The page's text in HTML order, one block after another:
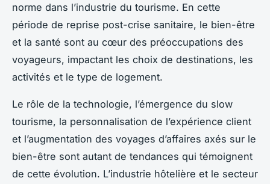
norme dans l’industrie du tourisme. En cette
période de reprise post-crise sanitaire, le bien-être
et la santé sont au cœur des préoccupations des
voyageurs, impactant les choix de destinations, les
activités et le type de logement.
Le rôle de la technologie, l’émergence du slow
tourisme, la personnalisation de l’expérience client
et l’augmentation des voyages d’affaires axés sur le
bien-être sont autant de tendances qui témoignent
de cette évolution. L’industrie hôtelière et le secteur